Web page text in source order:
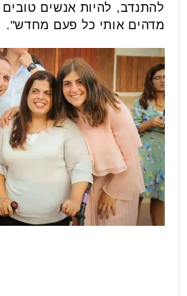
להתנדב, להיות אנשים
מדהים אותי כל פעם מחדש".